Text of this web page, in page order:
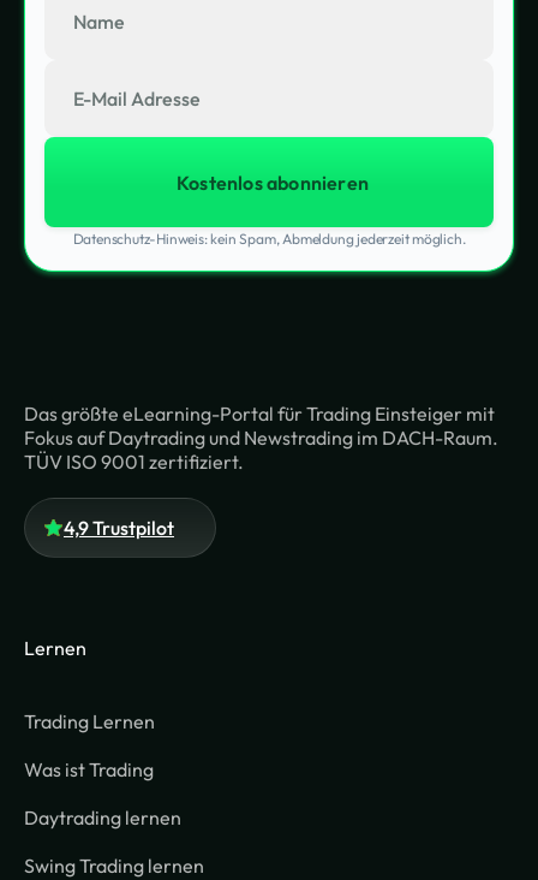
Datenschutz-Hinweis: kein Spam, Abmeldung jederzeit möglich.
Das größte eLearning-Portal für Trading Einsteiger mit
Fokus auf Daytrading und Newstrading im DACH-Raum.
TÜV ISO 9001 zertifiziert.
4,9 Trustpilot
Lernen
Trading Lernen
Was ist Trading
Daytrading lernen
Swing Trading lernen